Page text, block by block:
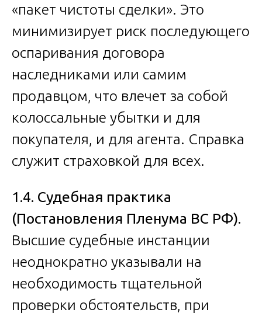
«пакет чистоты сделки». Это
минимизирует риск последующего
оспаривания договора
наследниками или самим
продавцом, что влечет за собой
колоссальные убытки и для
покупателя, и для агента. Справка
служит страховкой для всех.
1.4. Судебная практика
(Постановления Пленума ВС РФ).
Высшие судебные инстанции
неоднократно указывали на
необходимость тщательной
проверки обстоятельств, при